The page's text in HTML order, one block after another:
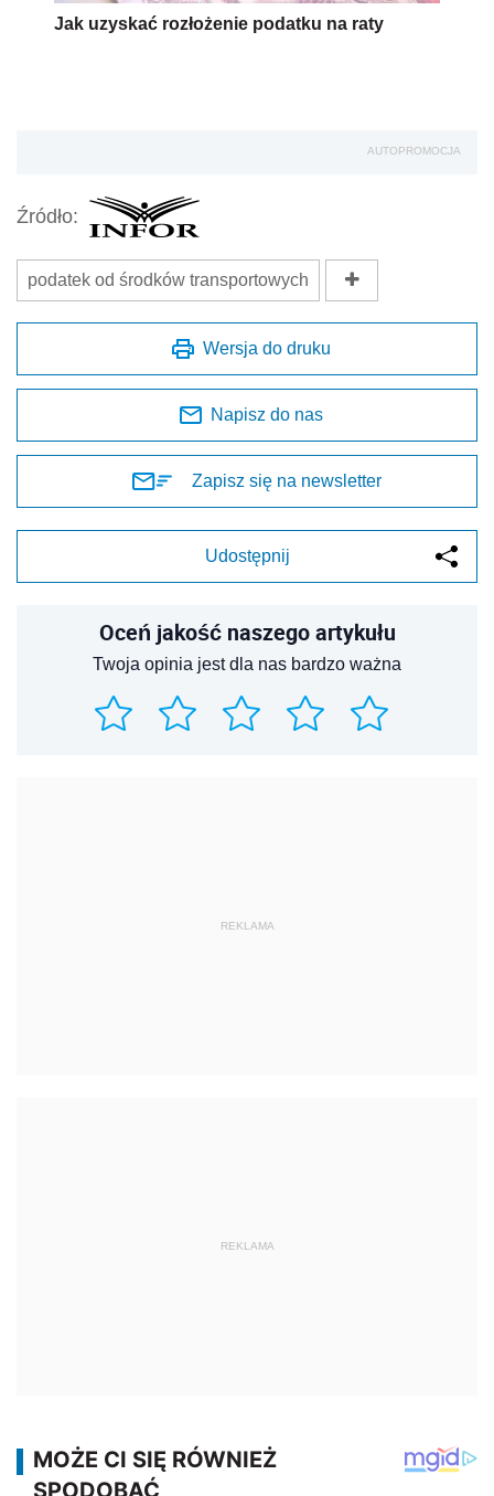
Jak uzyskać rozłożenie podatku na raty
AUTOPROMOCJA
Źródło:
podatek od środków transportowych
Wersja do druku
Napisz do nas
Zapisz się na newsletter
Udostępnij
Oceń jakość naszego artykułu
Twoja opinia jest dla nas bardzo ważna
REKLAMA
REKLAMA